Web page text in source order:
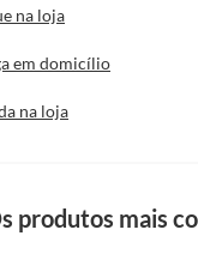
na loja
em domicílio
na loja
produtos mais